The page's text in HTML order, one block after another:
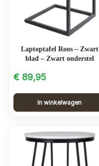
Laptoptafel Roos – Zwart
blad – Zwart onderstel
€ 89,95
In winkelwagen